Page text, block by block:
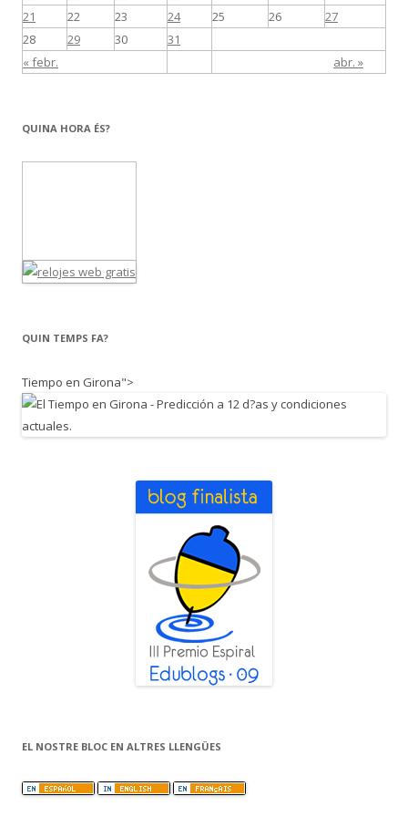
« febr. abr. »
21
22 23 24 25 26
27
28
29 30 31
QUINA HORA ÉS?
QUIN TEMPS FA?
Tiempo en Girona">
EL NOSTRE BLOC EN ALTRES LLENGÜES